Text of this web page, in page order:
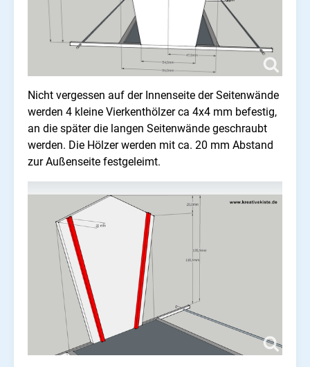
Nicht vergessen auf der Innenseite der Seitenwände
werden 4 kleine Vierkenthölzer ca 4x4 mm befestig,
an die später die langen Seitenwände geschraubt
werden. Die Hölzer werden mit ca. 20 mm Abstand
zur Außenseite festgeleimt.